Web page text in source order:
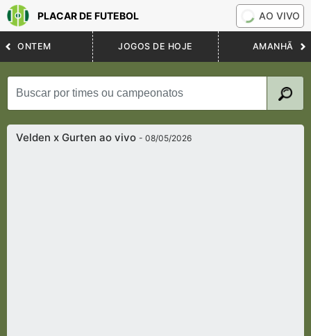
PLACAR DE FUTEBOL AO VIVO
ONTEM JOGOS DE HOJE AMANHÃ
Velden x Gurten ao vivo- 08/05/2026